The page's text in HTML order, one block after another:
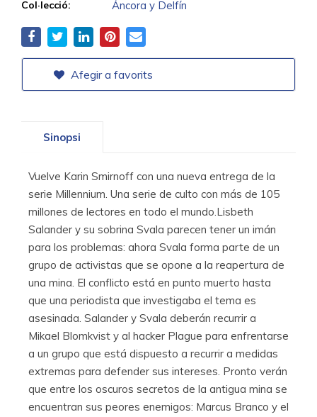
Col·lecció: Áncora y Delfín
Afegir a favorits
Sinopsi
Vuelve Karin Smirnoff con una nueva entrega de la
serie Millennium. Una serie de culto con más de 105
millones de lectores en todo el mundo.Lisbeth
Salander y su sobrina Svala parecen tener un imán
para los problemas: ahora Svala forma parte de un
grupo de activistas que se opone a la reapertura de
una mina. El conflicto está en punto muerto hasta
que una periodista que investigaba el tema es
asesinada. Salander y Svala deberán recurrir a
Mikael Blomkvist y al hacker Plague para enfrentarse
a un grupo que está dispuesto a recurrir a medidas
extremas para defender sus intereses. Pronto verán
que entre los oscuros secretos de la antigua mina se
encuentran sus peores enemigos: Marcus Branco y el